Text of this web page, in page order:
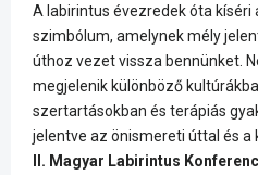
A labirintus évezredek óta
szimbólum, amelynek mély
úthoz vezet vissza bennünket.
megjelenik különböző
szertartásokban és terápiás
jelentve az önismereti úttal és
II. Magyar Labirintus